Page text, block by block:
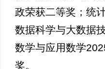
政荣获二等奖；统
数据科学与大数据
数学与应用数学
奖。